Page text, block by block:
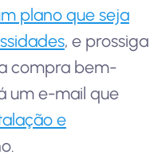
plano que seja
, e prossiga
compra bem-
um e-mail que
e